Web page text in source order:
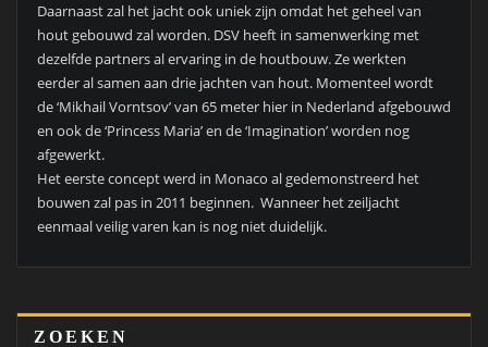
Daarnaast zal het jacht ook uniek zijn omdat het geheel van
hout gebouwd zal worden. DSV heeft in samenwerking met
dezelfde partners al ervaring in de houtbouw. Ze werkten
eerder al samen aan drie jachten van hout. Momenteel wordt
de ‘Mikhail Vorntsov’ van 65 meter hier in Nederland afgebouwd
en ook de ‘Princess Maria’ en de ‘Imagination’ worden nog
afgewerkt.
Het eerste concept werd in Monaco al gedemonstreerd het
bouwen zal pas in 2011 beginnen. Wanneer het zeiljacht
eenmaal veilig varen kan is nog niet duidelijk.
ZOEKEN